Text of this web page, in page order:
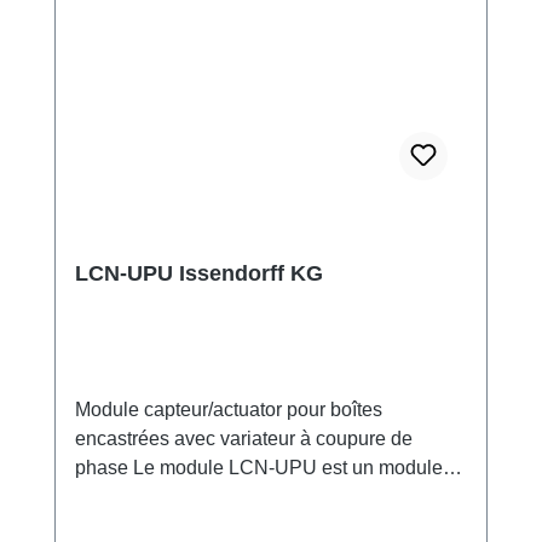
LCN-UPU Issendorff KG
Module capteur/actuator pour boîtes
encastrées avec variateur à coupure de
phase Le module LCN-UPU est un module